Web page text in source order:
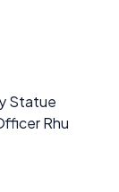
Statue
Rhu